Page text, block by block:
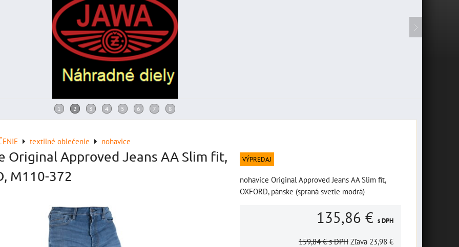
textilné oblečenie nohavice
Original Approved Jeans AA Slim fit,
M110-372
VÝPREDAJ
nohavice Original Approved Jeans AA Slim fit,
OXFORD, pánske (spraná svetle modrá)
135,86 € s DPH
159,84 € s DPH Zľava 23,98 €